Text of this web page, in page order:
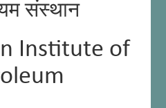
संस्थान
Institute of